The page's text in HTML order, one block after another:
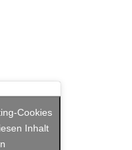
Cookies
Inhalt